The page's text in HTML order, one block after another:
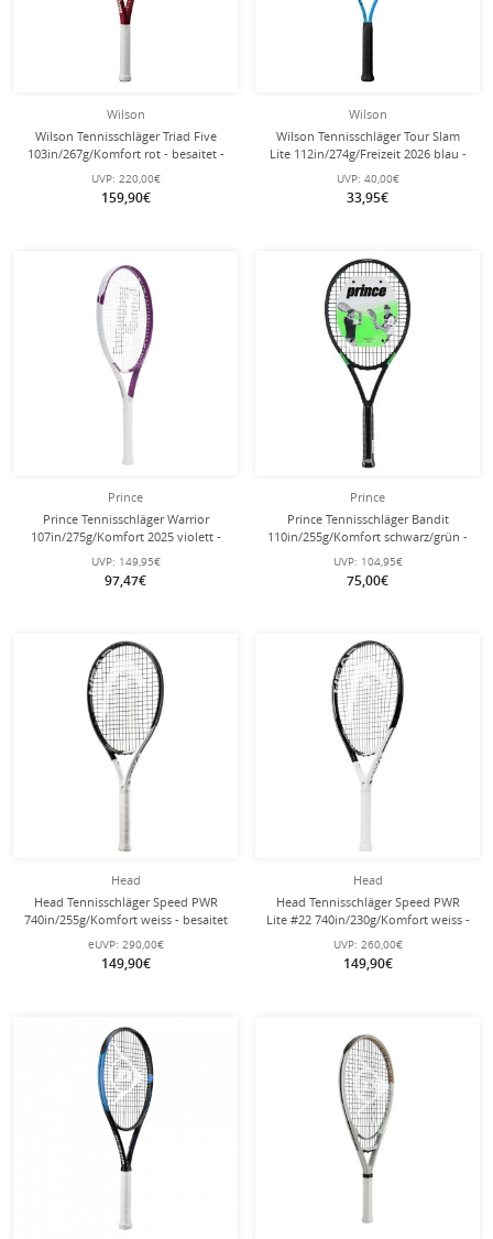
Wilson
Wilson Tennisschläger Triad Five
103in/267g/Komfort rot - besaitet -
UVP: 220,00€
159,90€
Wilson
Wilson Tennisschläger Tour Slam
Lite 112in/274g/Freizeit 2026 blau -
besaitet -
UVP: 40,00€
33,95€
Prince
Prince Tennisschläger Warrior
107in/275g/Komfort 2025 violett -
besaitet -
UVP: 149,95€
97,47€
Prince
Prince Tennisschläger Bandit
110in/255g/Komfort schwarz/grün -
besaitet -
UVP: 104,95€
75,00€
Head
Head Tennisschläger Speed PWR
740in/255g/Komfort weiss - besaitet
-
eUVP: 290,00€
149,90€
Head
Head Tennisschläger Speed PWR
Lite #22 740in/230g/Komfort weiss -
besaitet -
UVP: 260,00€
149,90€